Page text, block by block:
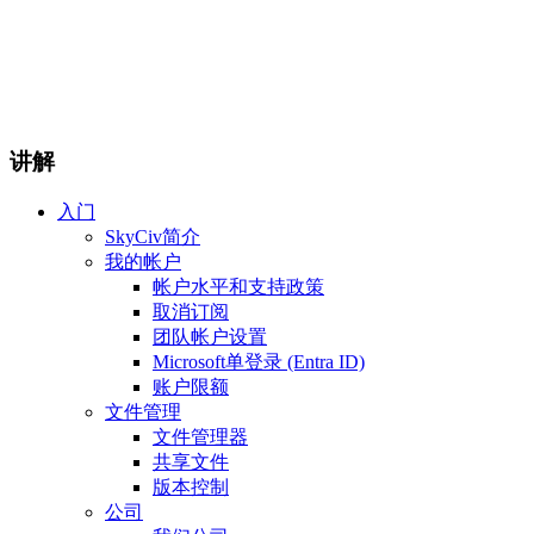
讲解
入门
SkyCiv简介
我的帐户
帐户水平和支持政策
取消订阅
团队帐户设置
Microsoft单登录 (Entra ID)
账户限额
文件管理
文件管理器
共享文件
版本控制
公司